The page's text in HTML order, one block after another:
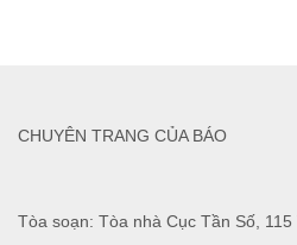
Tòa soạn: Tòa nhà Cục Tần Số,
CHUYÊN TRANG CỦA BÁO